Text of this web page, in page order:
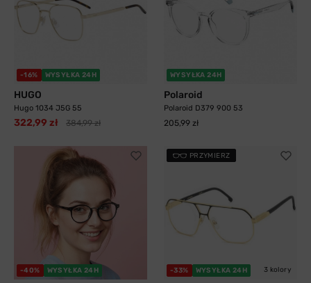
-16% WYSYŁKA 24H
HUGO
Hugo 1034 J5G 55
322,99 zł 384,99 zł
WYSYŁKA 24H
Polaroid
Polaroid D379 900 53
205,99 zł
-40% WYSYŁKA 24H
PRZYMIERZ
-33% WYSYŁKA 24H 3 kolory